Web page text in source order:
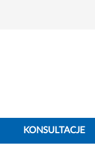
KONSULTACJE